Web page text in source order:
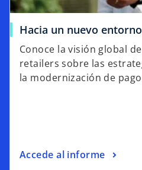
Hacia un nuevo
Conoce la visión global
retailers sobre las
la modernización de
Accede al informe